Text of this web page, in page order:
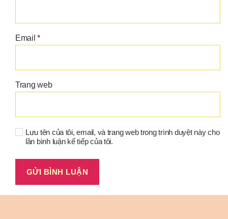
Email*
Trang web
Lưu tên của tôi, email, và trang web trong trình duyệt này cho
lần bình luận kế tiếp của tôi.